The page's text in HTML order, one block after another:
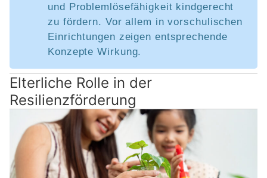
und Problemlösefähigkeit kindgerecht
zu fördern. Vor allem in vorschulischen
Einrichtungen zeigen entsprechende
Konzepte Wirkung.
Elterliche Rolle in der
Resilienzförderung